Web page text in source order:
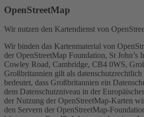
OpenStreetMap
Wir nutzen den Kartendienst von
Wir binden das Kartenmaterial von
der OpenStreetMap Foundation, St John’s
Cowley Road, Cambridge, CB4 0WS,
Großbritannien gilt als
bedeutet, dass Großbritannien ein
dem Datenschutzniveau in der
der Nutzung der OpenStreetMap-Karten
den Servern der OpenStreetMap-